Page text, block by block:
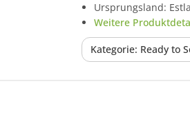
Ursprungsland:
Weitere
Kategorie: Ready to